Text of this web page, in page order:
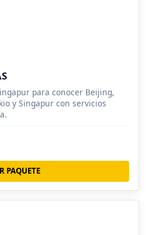
para conocer Beijing,
y Singapur con servicios
PAQUETE